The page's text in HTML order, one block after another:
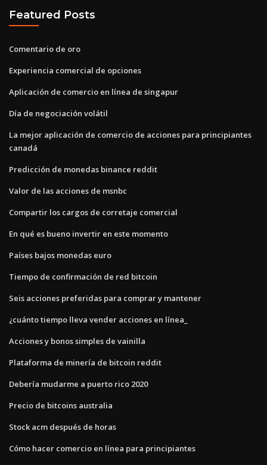
Featured Posts
Comentario de oro
Experiencia comercial de opciones
Aplicación de comercio en línea de singapur
Día de negociación volátil
La mejor aplicación de comercio de acciones para principiantes
canadá
Predicción de monedas binance reddit
Valor de las acciones de msnbc
Compartir los cargos de corretaje comercial
En qué es bueno invertir en este momento
Países bajos monedas euro
Tiempo de confirmación de red bitcoin
Seis acciones preferidas para comprar y mantener
¿cuánto tiempo lleva vender acciones en línea_
Acciones y bonos simples de vainilla
Plataforma de minería de bitcoin reddit
Debería mudarme a puerto rico 2020
Precio de bitcoins australia
Stock acm después de horas
Cómo hacer comercio en línea para principiantes